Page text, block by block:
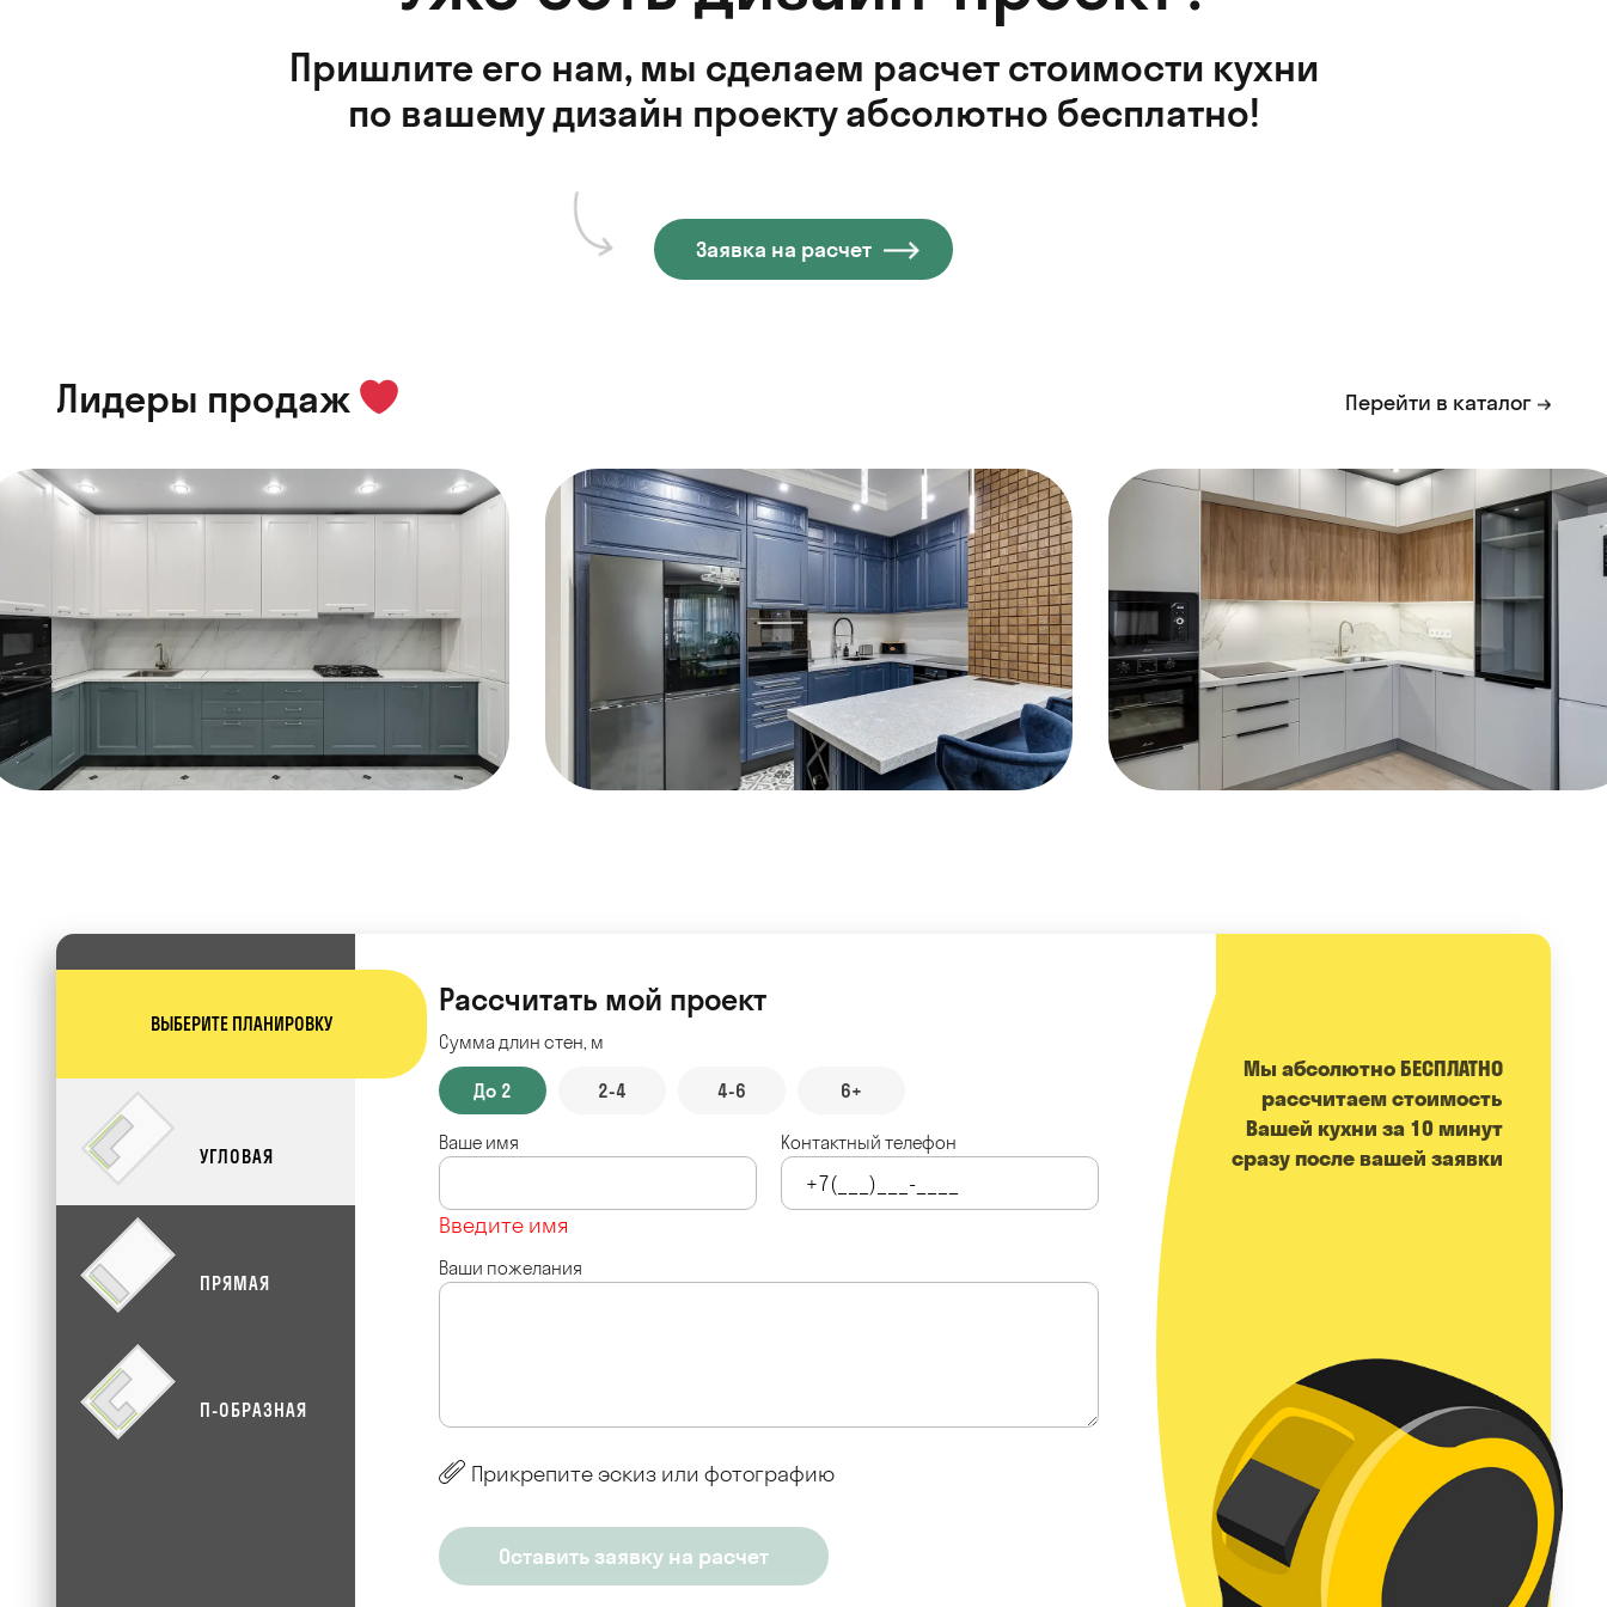
Пришлите его нам, мы сделаем расчет стоимости кухни
по вашему дизайн проекту абсолютно бесплатно!
Заявка на расчет
Лидеры продаж Перейти в каталог
ВЫБЕРИТЕ ПЛАНИРОВКУ
УГЛОВАЯ
ПРЯМАЯ
П-ОБРАЗНАЯ
Рассчитать мой проект
Сумма длин стен, м
До 2 2-4 4-6 6+
Ваше имя
Введите имя
Контактный телефон
Ваши пожелания
Прикрепите эскиз или фотографию
Мы абсолютно БЕСПЛАТНО
расcчитаем стоимость
Вашей кухни за 10 минут
сразу после вашей заявки